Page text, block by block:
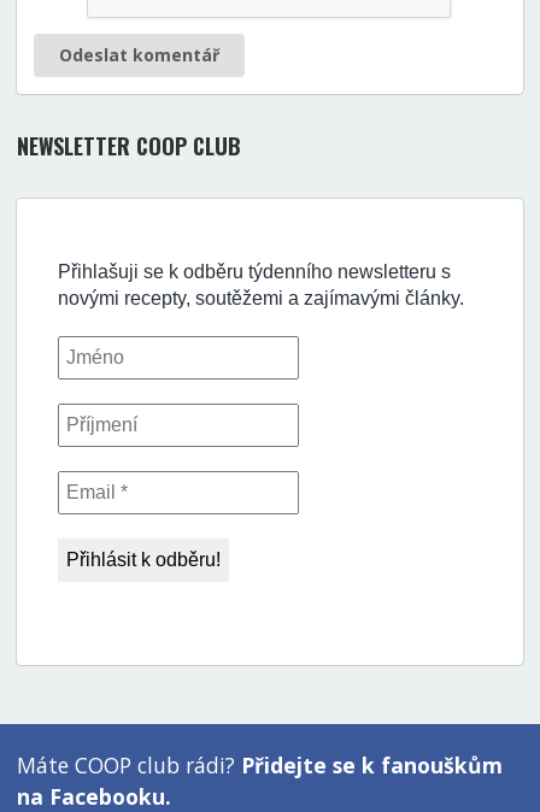
Odeslat komentář
NEWSLETTER COOP CLUB
Máte COOP club rádi? Přidejte se k fanouškům
na Facebooku.